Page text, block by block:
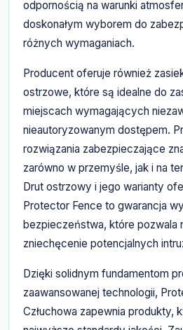
odpornością na warunki
doskonałym wyborem do
różnych wymaganiach.
Producent oferuje również
ostrzowe, które są idealne do
miejscach wymagających
nieautoryzowanym dostępem.
rozwiązania zabezpieczające
zarówno w przemyśle, jak i na
Drut ostrzowy i jego warianty
Protector Fence to gwarancja
bezpieczeństwa, które pozwala
zniechęcenie potencjalnych
Dzięki solidnym fundamentom
zaawansowanej technologii,
Człuchowa zapewnia produkty,